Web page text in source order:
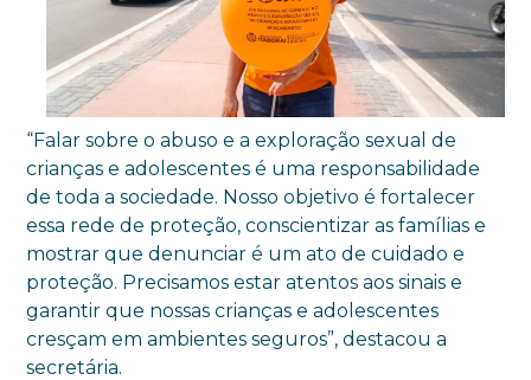
“Falar sobre o abuso e a exploração sexual de
crianças e adolescentes é uma responsabilidade
de toda a sociedade. Nosso objetivo é fortalecer
essa rede de proteção, conscientizar as famílias e
mostrar que denunciar é um ato de cuidado e
proteção. Precisamos estar atentos aos sinais e
garantir que nossas crianças e adolescentes
cresçam em ambientes seguros”, destacou a
secretária.